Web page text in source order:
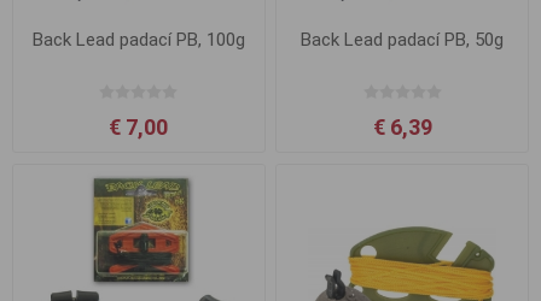
Back Lead padací PB, 100g
€ 7,00
Back Lead padací PB, 50g
€ 6,39